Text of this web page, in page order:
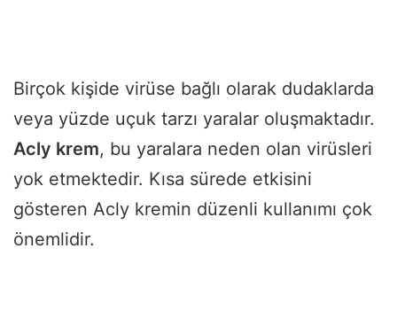
Birçok kişide virüse bağlı olarak dudaklarda
veya yüzde uçuk tarzı yaralar oluşmaktadır.
Acly krem, bu yaralara neden olan virüsleri
yok etmektedir. Kısa sürede etkisini
gösteren Acly kremin düzenli kullanımı çok
önemlidir.